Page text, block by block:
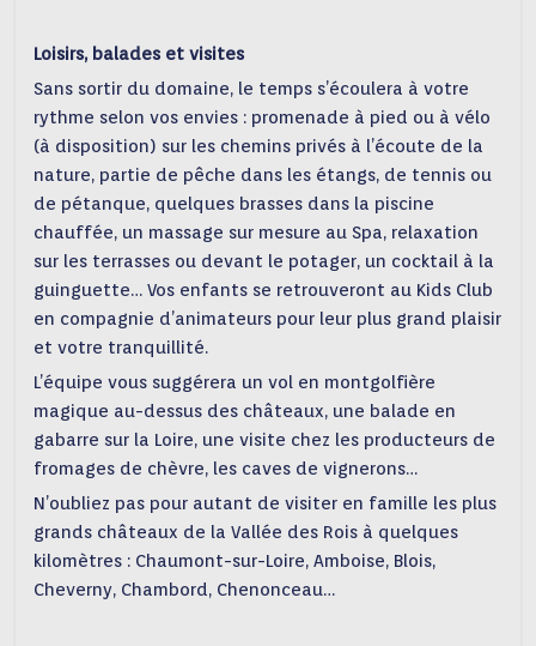
Loisirs, balades et visites
Sans sortir du domaine, le temps s’écoulera à votre
rythme selon vos envies : promenade à pied ou à vélo
(à disposition) sur les chemins privés à l’écoute de la
nature, partie de pêche dans les étangs, de tennis ou
de pétanque, quelques brasses dans la piscine
chauffée, un massage sur mesure au Spa, relaxation
sur les terrasses ou devant le potager, un cocktail à la
guinguette… Vos enfants se retrouveront au Kids Club
en compagnie d’animateurs pour leur plus grand plaisir
et votre tranquillité.
L’équipe vous suggérera un vol en montgolfière
magique au-dessus des châteaux, une balade en
gabarre sur la Loire, une visite chez les producteurs de
fromages de chèvre, les caves de vignerons…
N’oubliez pas pour autant de visiter en famille les plus
grands châteaux de la Vallée des Rois à quelques
kilomètres : Chaumont-sur-Loire, Amboise, Blois,
Cheverny, Chambord, Chenonceau…